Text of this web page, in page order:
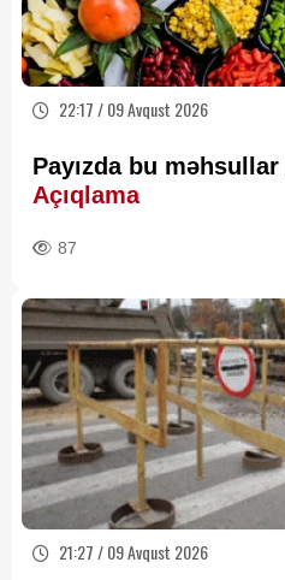
22:17 / 09 Avqust 2026
Payızda bu
Açıqlama
87
21:27 / 09 Avqust 2026